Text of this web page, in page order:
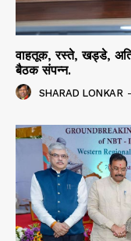
वाहतूक, रस्ते, खड्डे,
बैठक संपन्न.
SHARAD LONKAR -